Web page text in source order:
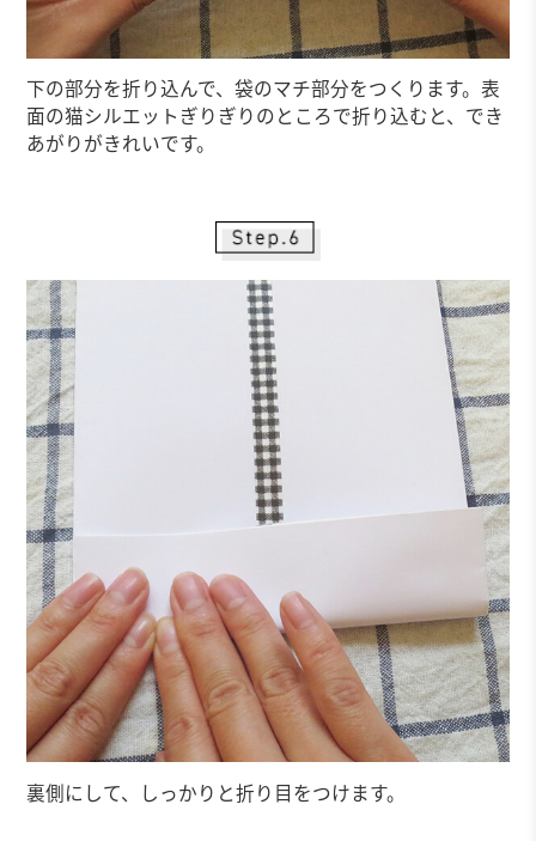
下の部分を折り込んで、袋のマチ部分をつくります。表
面の猫シルエットぎりぎりのところで折り込むと、でき
あがりがきれいです。
裏側にして、しっかりと折り目をつけます。